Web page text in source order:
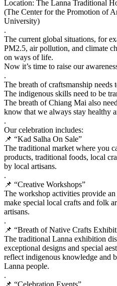
Location: The Lanna Traditional
(The Center for the Promotion of
University)
.
The current global situations, for
PM2.5, air pollution, and climate
on ways of life.
Now it’s time to raise our
.
The breath of craftsmanship needs
The indigenous skills need to be
The breath of Chiang Mai also
know that we always stay healthy
.
Our celebration includes:
📌 “Kad Salha On Sale”
The traditional market where you
products, traditional foods, local
by local artisans.
.
📌 “Creative Workshops”
The workshop activities provide
make special local crafts and folk
artisans.
.
📌 “Breath of Native Crafts
The traditional Lanna exhibition
exceptional designs and special
reflect indigenous knowledge and
Lanna people.
.